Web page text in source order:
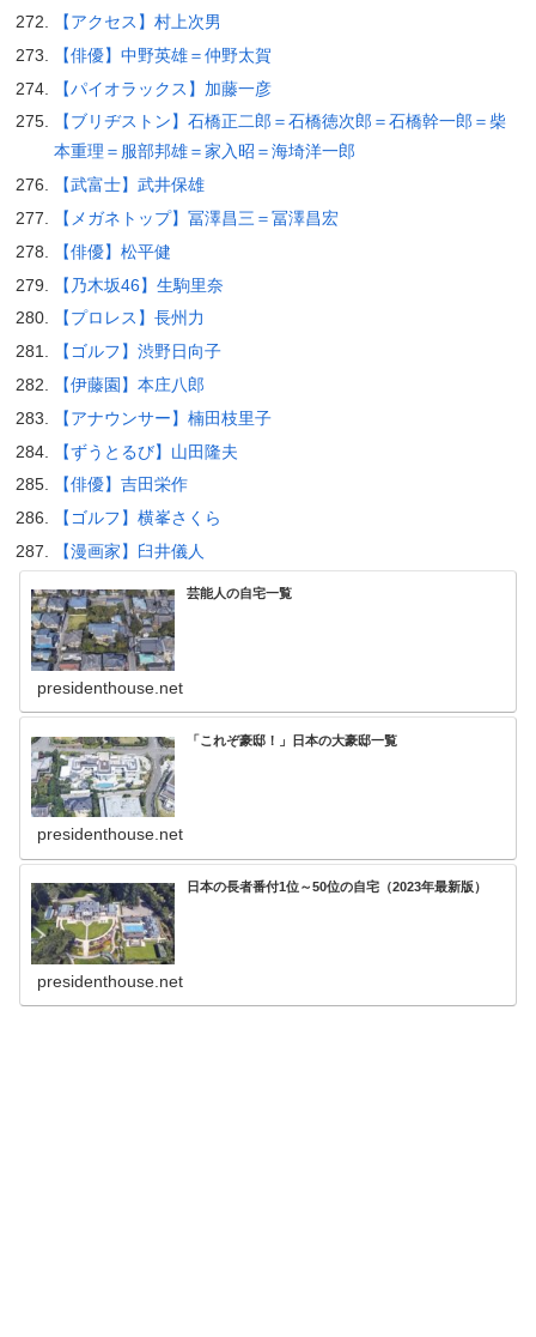
【アクセス】村上次男
【俳優】中野英雄＝仲野太賀
【パイオラックス】加藤一彦
【ブリヂストン】石橋正二郎＝石橋徳次郎＝石橋幹一郎＝柴
本重理＝服部邦雄＝家入昭＝海埼洋一郎
【武富士】武井保雄
【メガネトップ】冨澤昌三＝冨澤昌宏
【俳優】松平健
【乃木坂46】生駒里奈
【プロレス】長州力
【ゴルフ】渋野日向子
【伊藤園】本庄八郎
【アナウンサー】楠田枝里子
【ずうとるび】山田隆夫
【俳優】吉田栄作
【ゴルフ】横峯さくら
【漫画家】臼井儀人
芸能人の自宅一覧
presidenthouse.net
「これぞ豪邸！」日本の大豪邸一覧
presidenthouse.net
日本の長者番付1位～50位の自宅（2023年最新版）
presidenthouse.net